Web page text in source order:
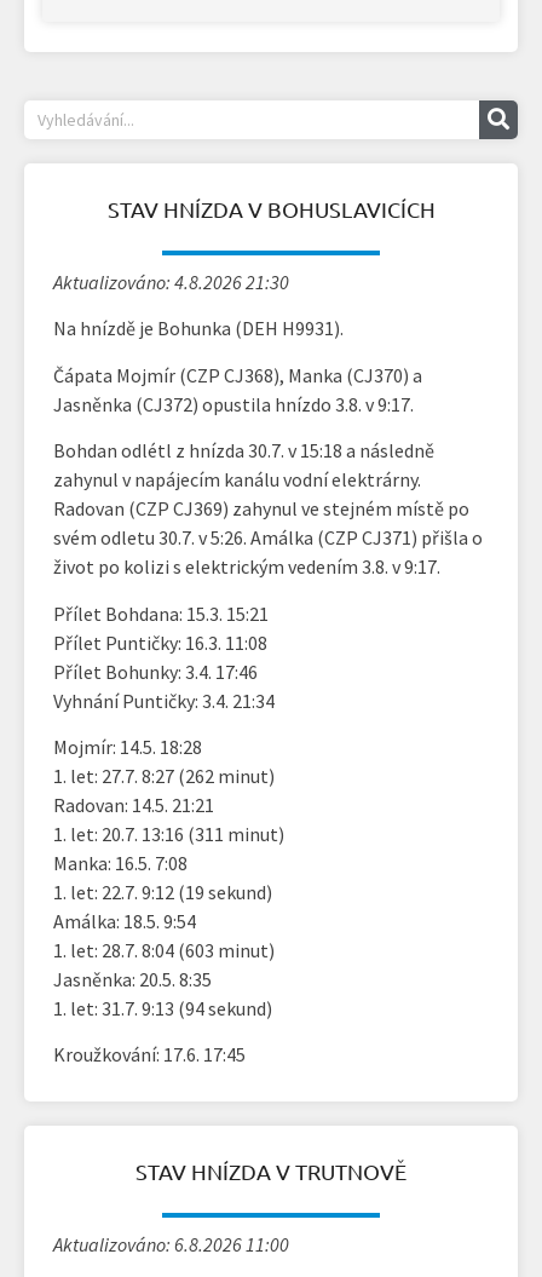
STAV HNÍZDA V BOHUSLAVICÍCH
Aktualizováno: 4.8.2026 21:30
Na hnízdě je Bohunka (DEH H9931).
Čápata Mojmír (CZP CJ368), Manka (CJ370) a
Jasněnka (CJ372) opustila hnízdo 3.8. v 9:17.
Bohdan odlétl z hnízda 30.7. v 15:18 a následně
zahynul v napájecím kanálu vodní elektrárny.
Radovan (CZP CJ369) zahynul ve stejném místě po
svém odletu 30.7. v 5:26. Amálka (CZP CJ371) přišla o
život po kolizi s elektrickým vedením 3.8. v 9:17.
Přílet Bohdana: 15.3. 15:21
Přílet Puntičky: 16.3. 11:08
Přílet Bohunky: 3.4. 17:46
Vyhnání Puntičky: 3.4. 21:34
Mojmír: 14.5. 18:28
1. let: 27.7. 8:27 (262 minut)
Radovan: 14.5. 21:21
1. let: 20.7. 13:16 (311 minut)
Manka: 16.5. 7:08
1. let: 22.7. 9:12 (19 sekund)
Amálka: 18.5. 9:54
1. let: 28.7. 8:04 (603 minut)
Jasněnka: 20.5. 8:35
1. let: 31.7. 9:13 (94 sekund)
Kroužkování: 17.6. 17:45
STAV HNÍZDA V TRUTNOVĚ
Aktualizováno: 6.8.2026 11:00